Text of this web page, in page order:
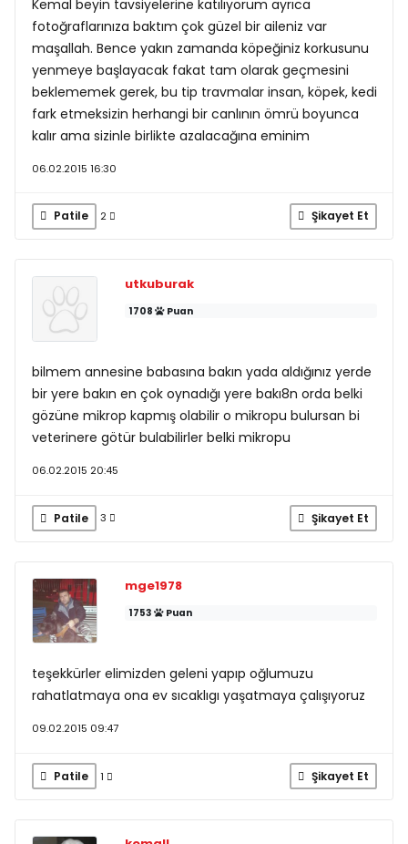
Kemal beyin tavsiyelerine katılıyorum ayrıca
fotoğraflarınıza baktım çok güzel bir aileniz var
maşallah. Bence yakın zamanda köpeğiniz korkusunu
yenmeye başlayacak fakat tam olarak geçmesini
beklememek gerek, bu tip travmalar insan, köpek, kedi
fark etmeksizin herhangi bir canlının ömrü boyunca
kalır ama sizinle birlikte azalacağına eminim
06.02.2015 16:30
Patile 2 Şikayet Et
utkuburak
1708 Puan
bilmem annesine babasına bakın yada aldığınız yerde
bir yere bakın en çok oynadığı yere bakı8n orda belki
gözüne mikrop kapmış olabilir o mikropu bulursan bi
veterinere götür bulabilirler belki mikropu
06.02.2015 20:45
Patile 3 Şikayet Et
mge1978
1753 Puan
teşekkürler elimizden geleni yapıp oğlumuzu
rahatlatmaya ona ev sıcaklıgı yaşatmaya çalışıyoruz
09.02.2015 09:47
Patile 1 Şikayet Et